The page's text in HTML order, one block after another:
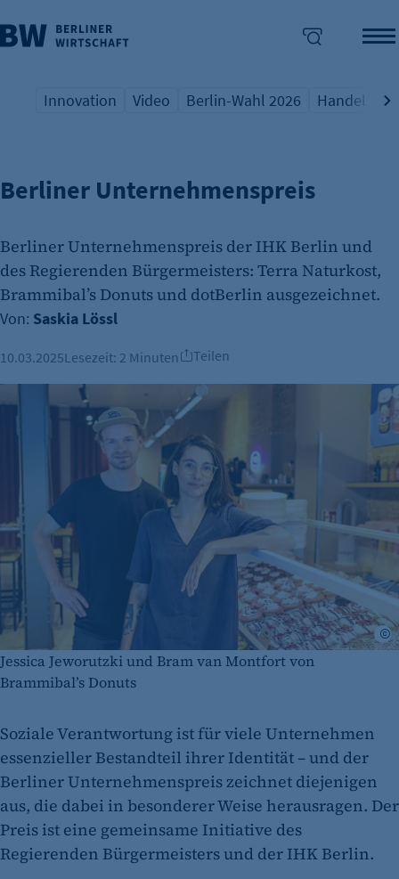
überspringen
Übersicht Schlagwort
Innovation
Übersicht Schlagwort
Video
Übersicht Schlagwort
Berlin-Wahl 2026
Übersicht
Handel
PRÄMIERTE UNTERNEHMEN
Berliner Unternehmenspreis
Berliner Unternehmenspreis der IHK Berlin und
des Regierenden Bürgermeisters: Terra Naturkost,
Brammibal’s Donuts und dotBerlin ausgezeichnet.
Von: Saskia Lössl
10.03.2025Lesezeit: 2 Minuten Teilen
Jessica Jeworutzki und Bram van Montfort von
Brammibal’s Donuts
Soziale Verantwortung ist für viele Unternehmen
essenzieller Bestandteil ihrer Identität – und der
Berliner Unternehmenspreis zeichnet diejenigen
aus, die dabei in besonderer Weise herausragen. Der
Preis ist eine gemeinsame Initiative des
Regierenden Bürgermeisters und der IHK Berlin.